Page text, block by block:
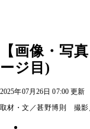
【画像・写
ージ目)
2025年07月26日 07:00 更新
取材・文／甚野博則 撮影